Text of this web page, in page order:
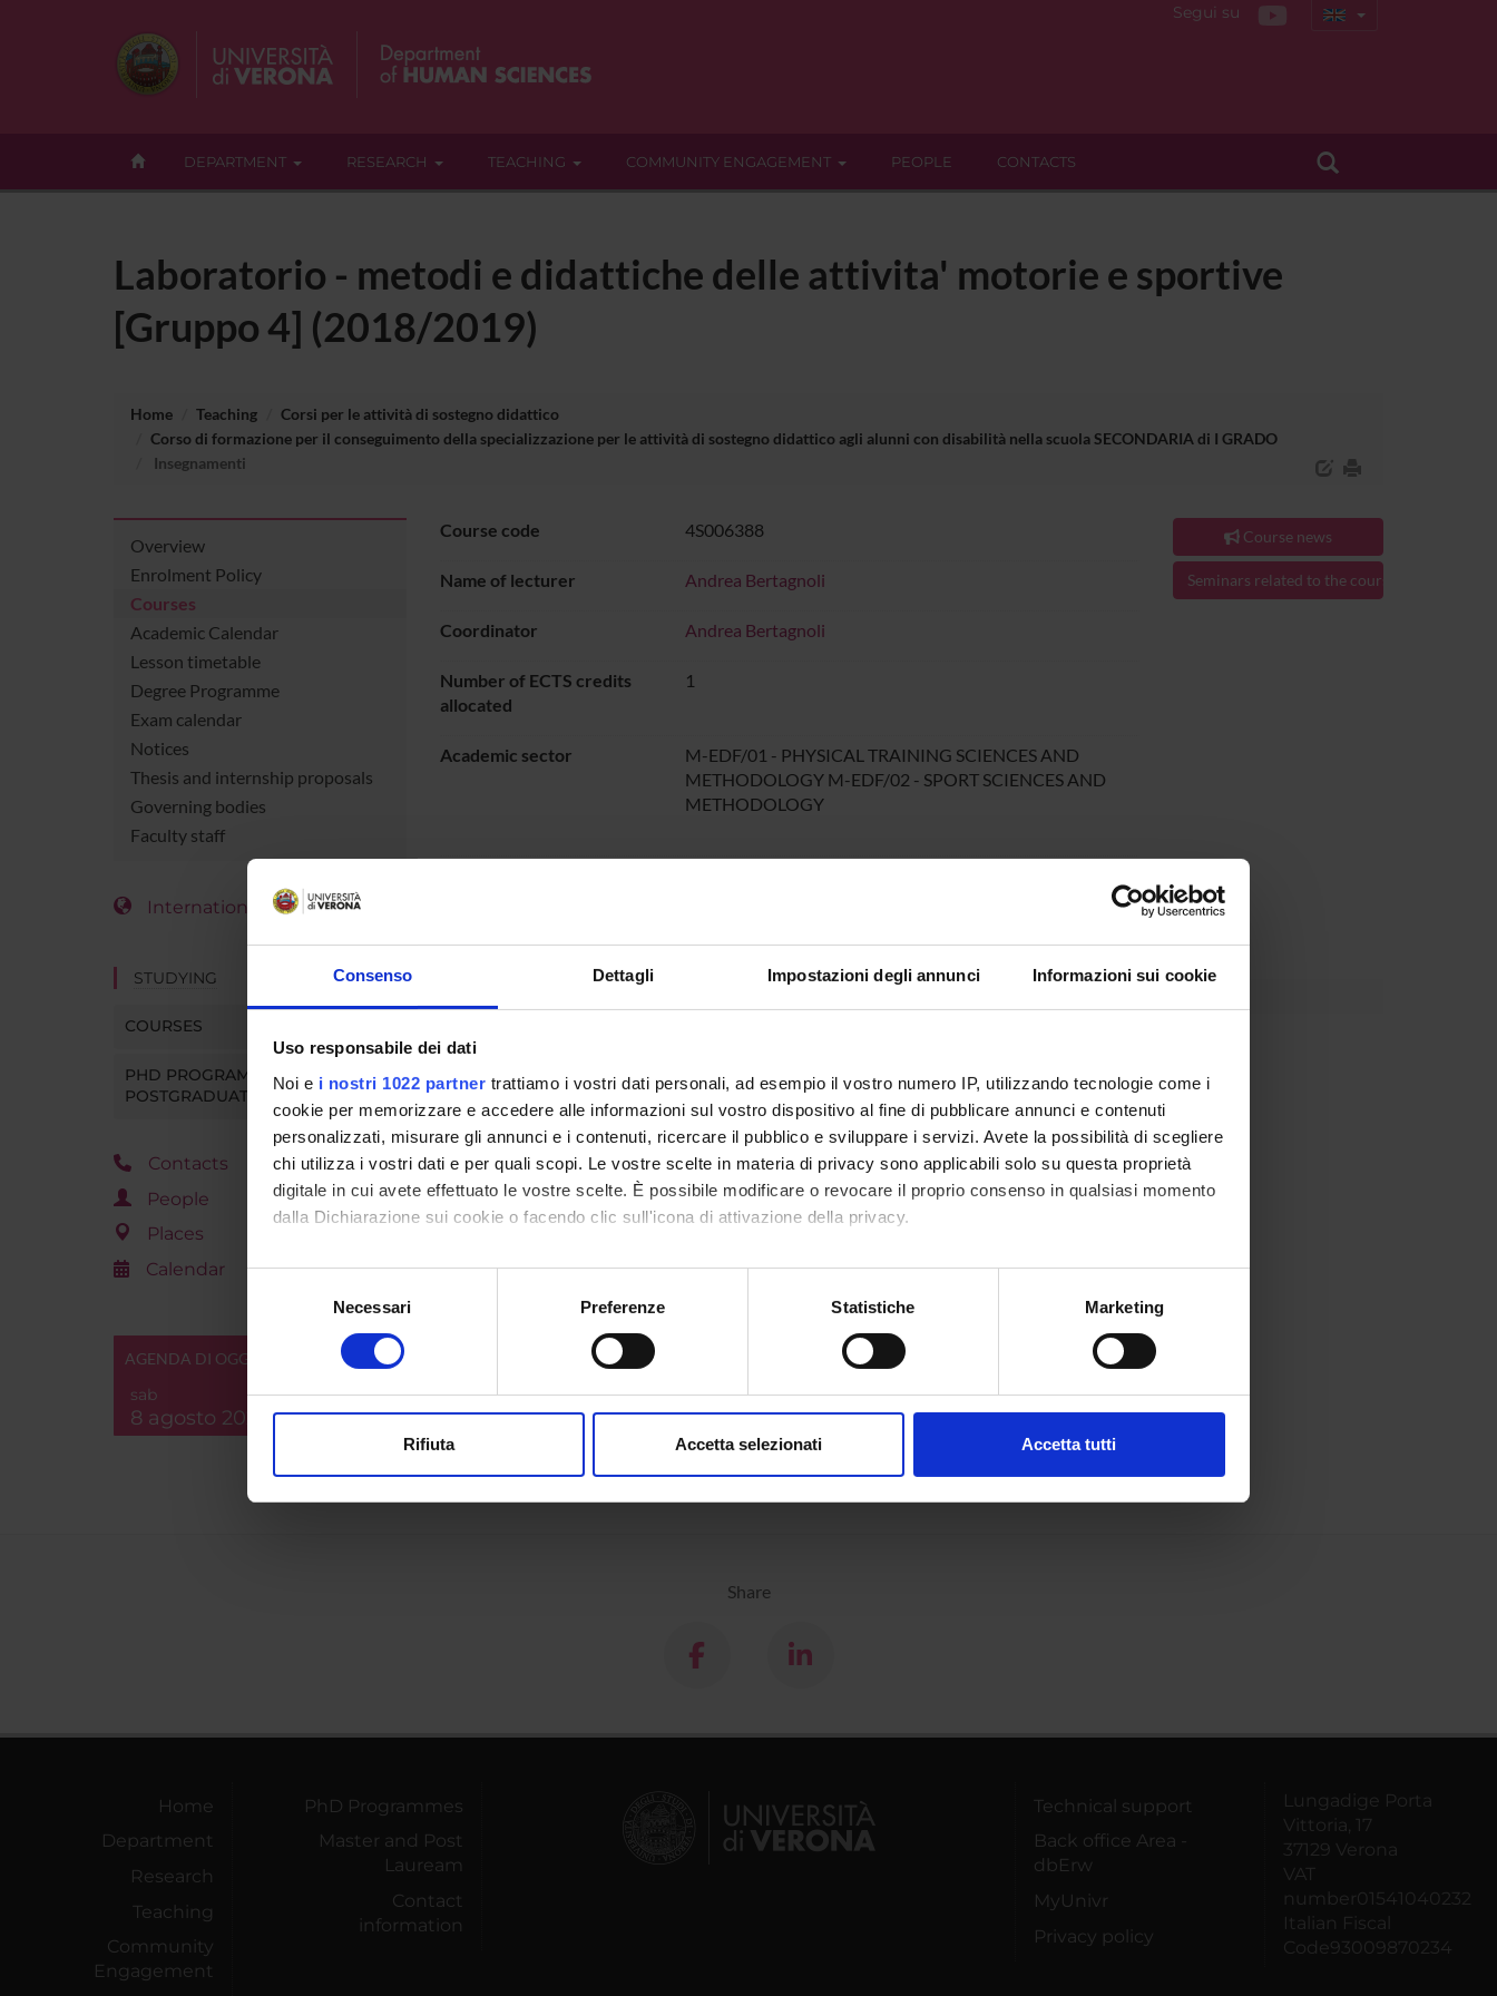
Consenso Dettagli Impostazioni degli annunci Informazioni sui cookie
Uso responsabile dei dati
Noi e i nostri 1022 partner trattiamo i vostri dati personali, ad esempio il vostro numero IP, utilizzando tecnologie come i
cookie per memorizzare e accedere alle informazioni sul vostro dispositivo al fine di pubblicare annunci e contenuti
personalizzati, misurare gli annunci e i contenuti, ricercare il pubblico e sviluppare i servizi. Avete la possibilità di scegliere
chi utilizza i vostri dati e per quali scopi. Le vostre scelte in materia di privacy sono applicabili solo su questa proprietà
digitale in cui avete effettuato le vostre scelte. È possibile modificare o revocare il proprio consenso in qualsiasi momento
dalla Dichiarazione sui cookie o facendo clic sull'icona di attivazione della privacy.
Con il tuo consenso, vorremmo anche:
raccogliere informazioni sulla tua posizione geografica, con un'approssimazione di qualche metro,
digitali).
modificare o ritirare il tuo consenso in qualsiasi momento dalla Dichiarazione sui cookie.
consenso
Necessari Preferenze Statistiche Marketing
Rifiuta Accetta selezionati Accetta tutti
Segui su
DEPARTMENT RESEARCH TEACHING COMMUNITY ENGAGEMENT PEOPLE CONTACTS
Laboratorio - metodi e didattiche delle attivita' motorie e sportive
[Gruppo 4] (2018/2019)
Home Teaching
Corsi per le attività di sostegno didattico
Corso di formazione per il conseguimento della specializzazione per le attività di sostegno didattico agli alunni con disabilità nella scuola SECONDARIA di I GRADO
Insegnamenti
Overview
Enrolment Policy
Courses
Academic Calendar
Lesson timetable
Degree Programme
Exam calendar
Notices
Thesis and internship proposals
Governing bodies
Faculty staff
International Students
STUDYING
COURSES
PHD PROGRAMMES AND
POSTGRADUATE TRAINING
Contacts
People
Places
Calendar
AGENDA DI OGGI
sab
8 agosto 2026
Course code 4S006388
Name of lecturer Andrea Bertagnoli
Coordinator Andrea Bertagnoli
Number of ECTS credits
allocated
1
Academic sector
M-EDF/01 - PHYSICAL TRAINING SCIENCES AND
METHODOLOGY M-EDF/02 - SPORT SCIENCES AND
METHODOLOGY
Course news
Seminars related to the course
Go to lesson schedule
Share
Home
Department
Research
Teaching
Community
Engagement
PhD Programmes
Master and Post
Lauream
Contact
information
Technical support
Back office Area -
dbErw
MyUnivr
Privacy policy
Lungadige Porta
Vittoria, 17
37129 Verona
VAT
number01541040232
Italian Fiscal
Code93009870234